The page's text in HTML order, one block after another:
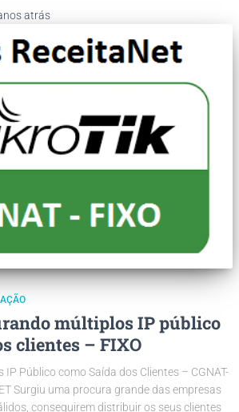
atrás
múltiplos IP público
clientes – FIXO
Público como Saída dos Clientes – CGNAT-
Surgiu uma procura grande das empresas
conseguirem distribuir os seus clientes